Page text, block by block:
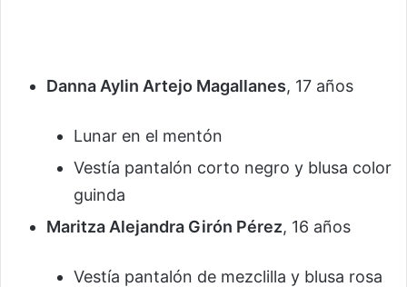
Danna Aylin Artejo Magallanes, 17 años
Lunar en el mentón
Vestía pantalón corto negro y blusa color
guinda
Maritza Alejandra Girón Pérez, 16 años
Vestía pantalón de mezclilla y blusa rosa